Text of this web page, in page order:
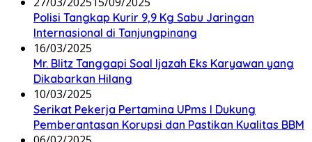
Polisi Tangkap Kurir 9,9 Kg Sabu Jaringan
Internasional di Tanjungpinang
16/03/2025
Mr. Blitz Tanggapi Soal Ijazah Eks Karyawan yang
Dikabarkan Hilang
10/03/2025
Serikat Pekerja Pertamina UPms I Dukung
Pemberantasan Korupsi dan Pastikan Kualitas BBM